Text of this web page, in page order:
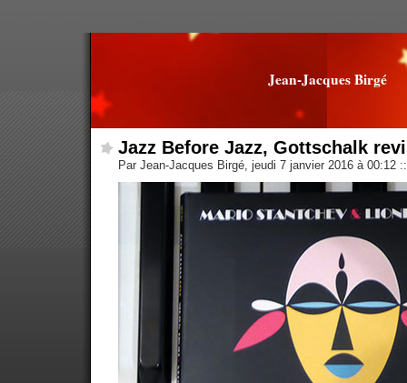
Jean-Jacques Birgé
Jazz Before Jazz, Gottschalk
Par Jean-Jacques Birgé, jeudi 7 janvier 2016 à 00:12 ::